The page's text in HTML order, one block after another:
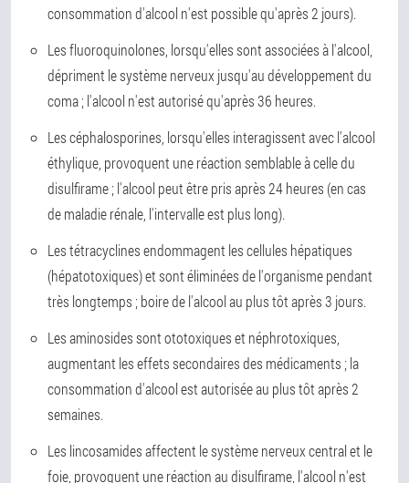
consommation d'alcool n'est possible qu'après 2 jours).
Les fluoroquinolones, lorsqu'elles sont associées à l'alcool,
dépriment le système nerveux jusqu'au développement du
coma ; l'alcool n'est autorisé qu'après 36 heures.
Les céphalosporines, lorsqu'elles interagissent avec l'alcool
éthylique, provoquent une réaction semblable à celle du
disulfirame ; l'alcool peut être pris après 24 heures (en cas
de maladie rénale, l'intervalle est plus long).
Les tétracyclines endommagent les cellules hépatiques
(hépatotoxiques) et sont éliminées de l'organisme pendant
très longtemps ; boire de l'alcool au plus tôt après 3 jours.
Les aminosides sont ototoxiques et néphrotoxiques,
augmentant les effets secondaires des médicaments ; la
consommation d'alcool est autorisée au plus tôt après 2
semaines.
Les lincosamides affectent le système nerveux central et le
foie, provoquent une réaction au disulfirame, l'alcool n'est